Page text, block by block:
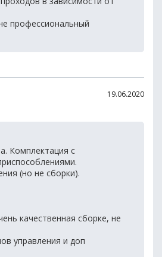
профессиональный
19.06.2020
Комплектация с
(но не сборки).
качественная сборке, не
управления и доп